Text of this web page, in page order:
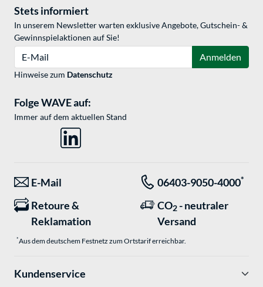
Stets informiert
In unserem Newsletter warten exklusive Angebote, Gutschein- &
Gewinnspielaktionen auf Sie!
Anmelden
Hinweise zum Datenschutz
Folge WAVE auf:
Immer auf dem aktuellen Stand
E-Mail 06403-9050-4000*
Retoure &
Reklamation
CO2 - neutraler
Versand
*Aus dem deutschem Festnetz zum Ortstarif erreichbar.
Kundenservice